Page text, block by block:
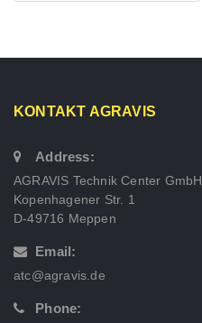
KONTAKT AGRAVIS
Address:
AGRAVIS Technik Center GmbH
Kopenhagener Str. 1
D-49716 Meppen
Email:
atc@agravis.de
Phone: